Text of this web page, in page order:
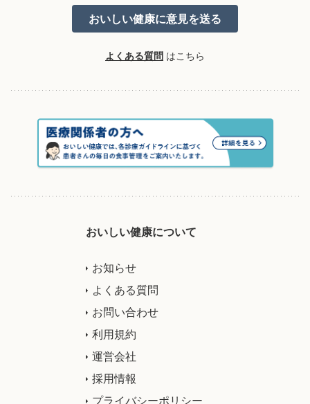
よくある質問 はこちら
おいしい健康について
お知らせ
よくある質問
お問い合わせ
利用規約
運営会社
採用情報
プライバシーポリシー